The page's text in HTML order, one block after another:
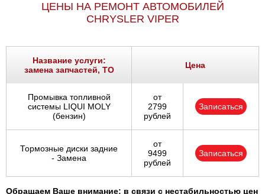
ЦЕНЫ НА РЕМОНТ АВТОМОБИЛЕЙ
CHRYSLER VIPER
Название услуги:
замена запчастей, ТО
Цена
Промывка топливной
системы LIQUI MOLY
(бензин)
от
2799
рублей
Записаться
Тормозные диски задние
- Замена
от
9499
рублей
Записаться
Обращаем Ваше внимание: в связи с нестабильностью цен